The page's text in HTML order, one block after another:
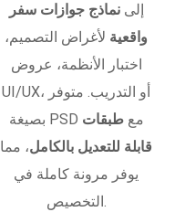
إلىنماذج جوازات سفر
واقعية لأغراض التصميم،
اختبار الأنظمة، عروض
UI/UX، أو التدريب. متوفر
بصيغة PSD معطبقات
قابلة للتعديل بالكامل، مما
يوفر مرونة كاملة في
التخصيص.